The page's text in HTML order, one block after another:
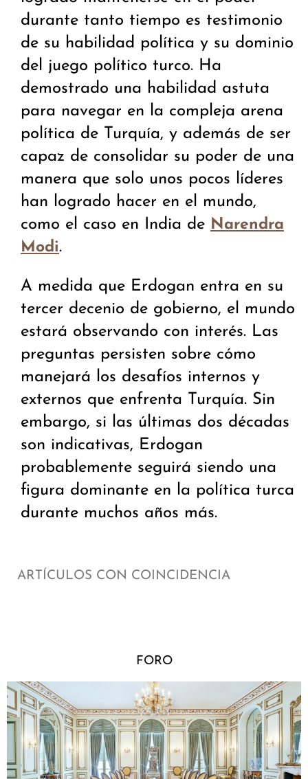
durante tanto tiempo es testimonio
de su habilidad política y su dominio
del juego político turco. Ha
demostrado una habilidad astuta
para navegar en la compleja arena
política de Turquía, y además de ser
capaz de consolidar su poder de una
manera que solo unos pocos líderes
han logrado hacer en el mundo,
como el caso en India de Narendra
Modi.
A medida que Erdogan entra en su
tercer decenio de gobierno, el mundo
estará observando con interés. Las
preguntas persisten sobre cómo
manejará los desafíos internos y
externos que enfrenta Turquía. Sin
embargo, si las últimas dos décadas
son indicativas, Erdogan
probablemente seguirá siendo una
figura dominante en la política turca
durante muchos años más.
ARTÍCULOS CON COINCIDENCIA
FORO